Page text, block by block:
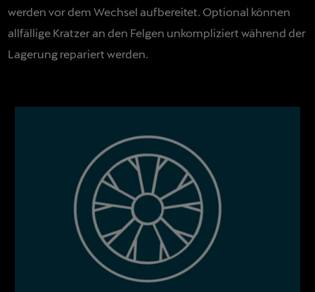
werden vor dem Wechsel aufbereitet. Optional können
allfällige Kratzer an den Felgen unkompliziert während der
Lagerung repariert werden.